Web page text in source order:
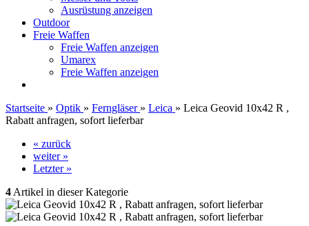
Ausrüstung anzeigen
Outdoor
Freie Waffen
Freie Waffen anzeigen
Umarex
Freie Waffen anzeigen
Startseite » Optik » Ferngläser » Leica » Leica Geovid 10x42 R ,
Rabatt anfragen, sofort lieferbar
« zurück
weiter »
Letzter »
4 Artikel in dieser Kategorie